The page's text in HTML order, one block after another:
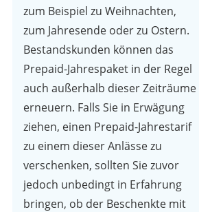
zum Beispiel zu Weihnachten,
zum Jahresende oder zu Ostern.
Bestandskunden können das
Prepaid-Jahrespaket in der Regel
auch außerhalb dieser Zeiträume
erneuern. Falls Sie in Erwägung
ziehen, einen Prepaid-Jahrestarif
zu einem dieser Anlässe zu
verschenken, sollten Sie zuvor
jedoch unbedingt in Erfahrung
bringen, ob der Beschenkte mit